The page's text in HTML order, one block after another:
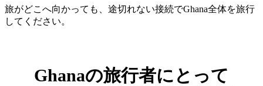
旅がどこへ向かっても、途切れない接続でGhana全体を旅行
してください。
Ghanaの旅行者にとって